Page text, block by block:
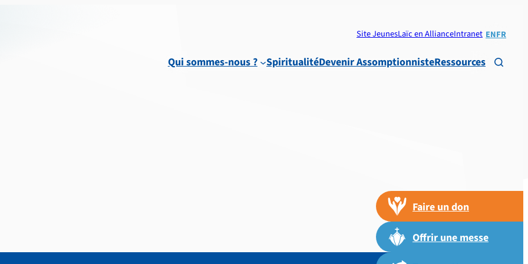
Site JeunesLaïc en AllianceIntranet ENFR
Qui sommes-nous ? SpiritualitéDevenir AssomptionnisteRessources 
Faire un don
Offrir une messe